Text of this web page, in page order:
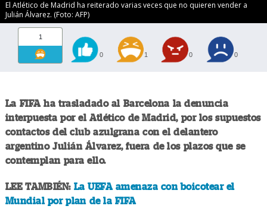
El Atlético de Madrid ha reiterado varias veces que no quieren vender a
Julián Álvarez. (Foto: AFP)
1
0 1 0 0
La FIFA ha trasladado al Barcelona la denuncia
interpuesta por el Atlético de Madrid, por los supuestos
contactos del club azulgrana con el delantero
argentino Julián Álvarez, fuera de los plazos que se
contemplan para ello.
LEE TAMBIÉN: La UEFA amenaza con boicotear el
Mundial por plan de la FIFA